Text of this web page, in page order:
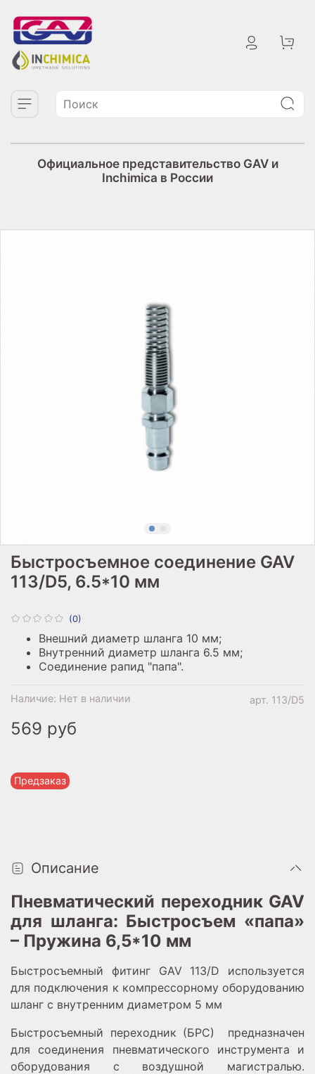
Официальное представительство GAV и
Inchimica в России
(0)
арт. 113/D5
Наличие: Нет в наличии
Предзаказ
Быстросъемное соединение GAV
113/D5, 6.5*10 мм
569 руб
Внешний диаметр шланга 10 мм;
Внутренний диаметр шланга 6.5 мм;
Соединение рапид "папа".
Описание
Пневматический переходник GAV
для шланга: Быстросъем «папа»
– Пружина 6,5*10 мм
Быстросъемный фитинг GAV 113/D используется
для подключения к компрессорному оборудованию
шланг с внутренним диаметром 5 мм
Быстросъемный переходник (БРС) предназначен
для соединения пневматического инструмента и
оборудования с воздушной магистралью.